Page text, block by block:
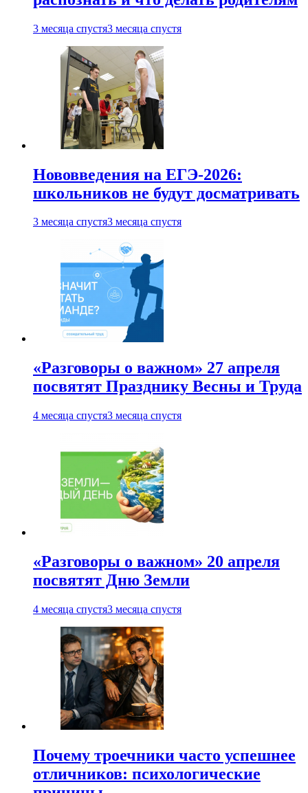
3 месяца спустя3 месяца спустя
Нововведения на ЕГЭ-2026:
школьников не будут досматривать
3 месяца спустя3 месяца спустя
«Разговоры о важном» 27 апреля
посвятят Празднику Весны и Труда
4 месяца спустя3 месяца спустя
«Разговоры о важном» 20 апреля
посвятят Дню Земли
4 месяца спустя3 месяца спустя
Почему троечники часто успешнее
отличников: психологические